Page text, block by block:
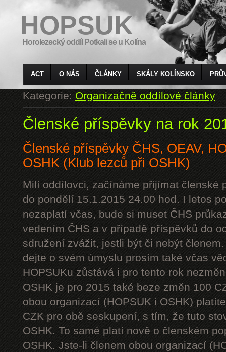
HOPSUK
Horolezecký oddíl Potkali se u Kolína
ACT O NÁS ČLÁNKY SKÁLY KOLÍNSKO
Kategorie:Organizačně oddílové články
Členské příspěvky na rok
Členské příspěvky ČHS, OEAV,
OSHK (Klub lezců při OSHK)
Milí oddílovci, začínáme přijímat členské
do pondělí 15.1.2015 24.00 hod. I letos
nezaplatí včas, bude si muset ČHS
vedením ČHS a v případě příspěvků do
sdružení zvážit, jestli být či nebýt
dejte o svém úmyslu prosím také včas
HOPSUKu zůstává i pro tento rok
OSHK je pro 2015 také beze změn 100
obou organizací (HOPSUK i OSHK)
CZK pro obě seskupení, s tím, že tuto
OSHK. To samé platí nově o členském
OSHK. Jste-li členem obou organizací